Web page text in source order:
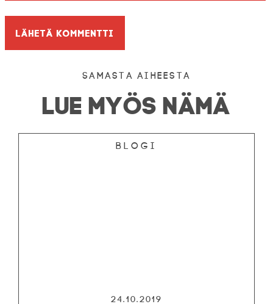
Samasta aiheesta
LUE MYÖS NÄMÄ
Blogi
24.10.2019